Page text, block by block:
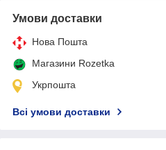
Умови доставки
Нова Пошта
Магазини Rozetka
Укрпошта
Всі умови доставки